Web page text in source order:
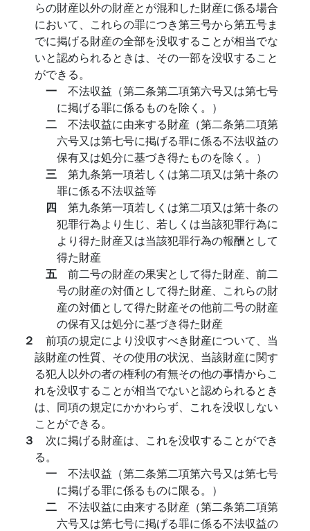
らの財産以外の財産とが混和した財産に係る場合
において、これらの罪につき第三号から第五号ま
でに掲げる財産の全部を没収することが相当でな
いと認められるときは、その一部を没収すること
ができる。
一 不法収益（第二条第二項第六号又は第七号
に掲げる罪に係るものを除く。）
二 不法収益に由来する財産（第二条第二項第
六号又は第七号に掲げる罪に係る不法収益の
保有又は処分に基づき得たものを除く。）
三 第九条第一項若しくは第二項又は第十条の
罪に係る不法収益等
四 第九条第一項若しくは第二項又は第十条の
犯罪行為より生じ、若しくは当該犯罪行為に
より得た財産又は当該犯罪行為の報酬として
得た財産
五 前二号の財産の果実として得た財産、前二
号の財産の対価として得た財産、これらの財
産の対価として得た財産その他前二号の財産
の保有又は処分に基づき得た財産
２ 前項の規定により没収すべき財産について、当
該財産の性質、その使用の状況、当該財産に関す
る犯人以外の者の権利の有無その他の事情からこ
れを没収することが相当でないと認められるとき
は、同項の規定にかかわらず、これを没収しない
ことができる。
３ 次に掲げる財産は、これを没収することができ
る。
一 不法収益（第二条第二項第六号又は第七号
に掲げる罪に係るものに限る。）
二 不法収益に由来する財産（第二条第二項第
六号又は第七号に掲げる罪に係る不法収益の